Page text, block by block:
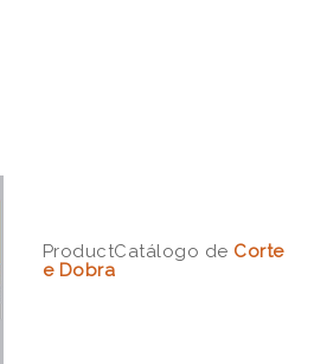
Catálogo de Corte
e Dobra